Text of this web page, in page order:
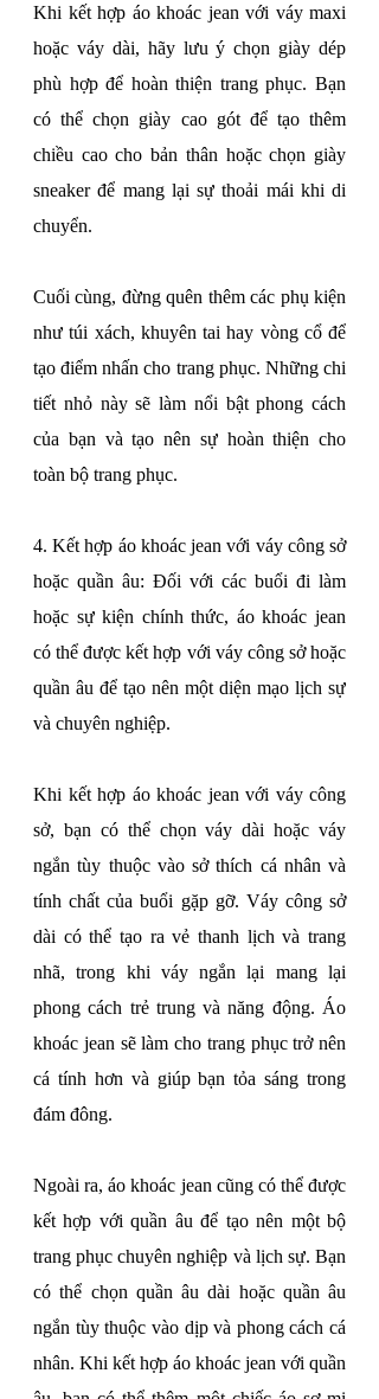
Khi kết hợp áo khoác jean với váy maxi
hoặc váy dài, hãy lưu ý chọn giày dép
phù hợp để hoàn thiện trang phục. Bạn
có thể chọn giày cao gót để tạo thêm
chiều cao cho bản thân hoặc chọn giày
sneaker để mang lại sự thoải mái khi di
chuyển.
Cuối cùng, đừng quên thêm các phụ kiện
như túi xách, khuyên tai hay vòng cổ để
tạo điểm nhấn cho trang phục. Những chi
tiết nhỏ này sẽ làm nổi bật phong cách
của bạn và tạo nên sự hoàn thiện cho
toàn bộ trang phục.
4. Kết hợp áo khoác jean với váy công sở
hoặc quần âu: Đối với các buổi đi làm
hoặc sự kiện chính thức, áo khoác jean
có thể được kết hợp với váy công sở hoặc
quần âu để tạo nên một diện mạo lịch sự
và chuyên nghiệp.
Khi kết hợp áo khoác jean với váy công
sở, bạn có thể chọn váy dài hoặc váy
ngắn tùy thuộc vào sở thích cá nhân và
tính chất của buổi gặp gỡ. Váy công sở
dài có thể tạo ra vẻ thanh lịch và trang
nhã, trong khi váy ngắn lại mang lại
phong cách trẻ trung và năng động. Áo
khoác jean sẽ làm cho trang phục trở nên
cá tính hơn và giúp bạn tỏa sáng trong
đám đông.
Ngoài ra, áo khoác jean cũng có thể được
kết hợp với quần âu để tạo nên một bộ
trang phục chuyên nghiệp và lịch sự. Bạn
có thể chọn quần âu dài hoặc quần âu
ngắn tùy thuộc vào dịp và phong cách cá
nhân. Khi kết hợp áo khoác jean với quần